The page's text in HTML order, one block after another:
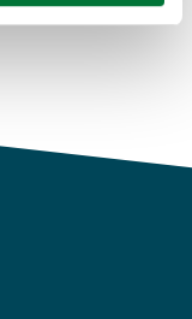
se procesan sus
web con
y análisis